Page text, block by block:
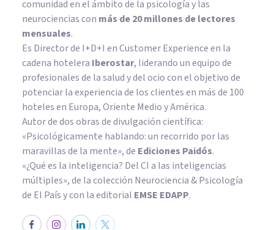
comunidad en el ámbito de la psicología y las
neurociencias con más de 20 millones de lectores
mensuales.
Es Director de I+D+I en Customer Experience en la
cadena hotelera Iberostar, liderando un equipo de
profesionales de la salud y del ocio con el objetivo de
potenciar la experiencia de los clientes en más de 100
hoteles en Europa, Oriente Medio y América.
Autor de dos obras de divulgación científica:
«Psicológicamente hablando: un recorrido por las
maravillas de la mente», de Ediciones Paidós.
«¿Qué es la inteligencia? Del CI a las inteligencias
múltiples», de la colección Neurociencia & Psicología
de El País y con la editorial EMSE EDAPP.